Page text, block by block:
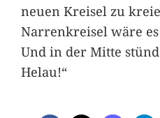
neuen Kreisel zu
Narrenkreisel wäre
Und in der Mitte
Helau!“